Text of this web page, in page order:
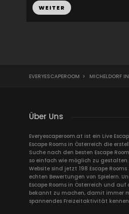
WEITER
EVERYESCAPEROOM > MICHELDORF
Über Uns
Everyescaperoom.at ist ein Live
Escape Rooms in Österreich die
Suche nach den besten Escape
so einfach wie möglich zu
Website sind jetzt 198 Escape
echten Bewertungen von Spielern.
Escape Rooms in Österreich und
bekannt zu machen, damit immer
spannendes Freizeitaktivität